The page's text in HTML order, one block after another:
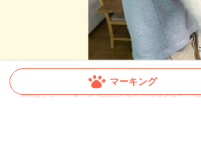
マーキング
【驚愕！】大型犬の成長ス